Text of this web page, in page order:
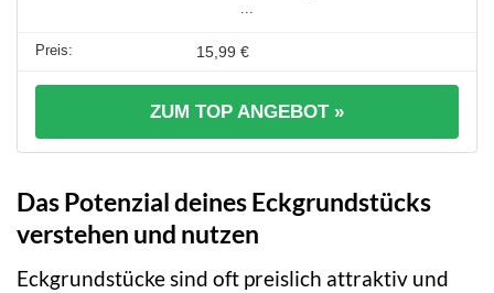
15,99 €
ZUM TOP ANGEBOT »
Das Potenzial deines Eckgrundstücks
verstehen und nutzen
Eckgrundstücke sind oft preislich attraktiv und